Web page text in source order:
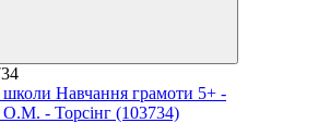
школи Навчання грамоти 5+ -
О.М. - Торсінг (103734)